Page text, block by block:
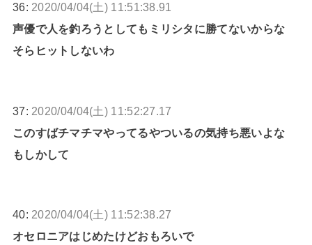
36: 2020/04/04(土) 11:51:38.91
声優で人を釣ろうとしてもミリシタに勝てないからな
そらヒットしないわ
37: 2020/04/04(土) 11:52:27.17
このすばチマチマやってるやついるの気持ち悪いよな
もしかして
40: 2020/04/04(土) 11:52:38.27
オセロニアはじめたけどおもろいで